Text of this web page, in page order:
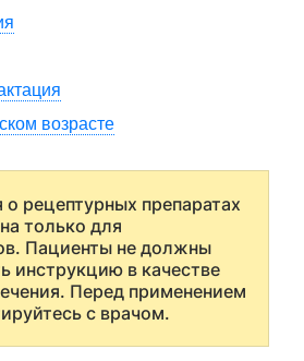
возрасте
рецептурных препаратах
только для
Пациенты не должны
инструкцию в качестве
Перед применением
с врачом.